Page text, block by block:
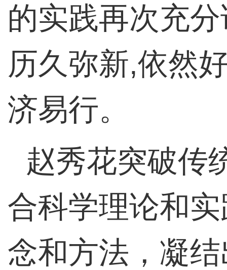
的实践再次充
历久弥新,依然
济易行。
赵秀花突破传
合科学理论和
念和方法，凝